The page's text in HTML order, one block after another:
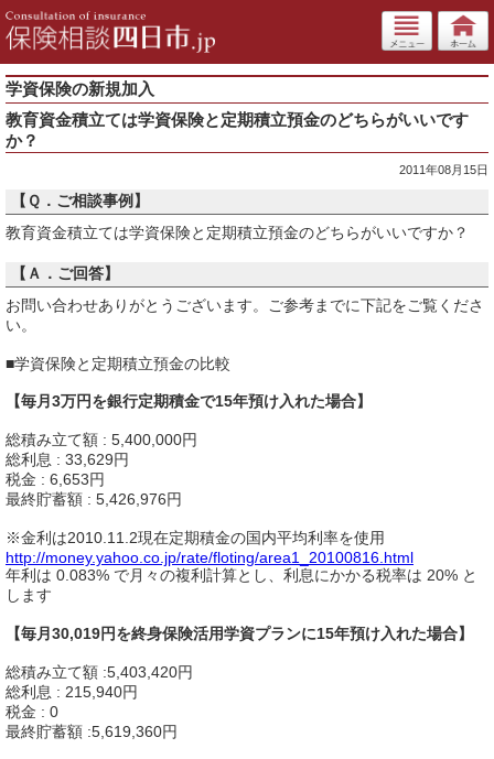
学資保険の新規加入
教育資金積立ては学資保険と定期積立預金のどちらがいいです
か？
2011年08月15日
【Ｑ．ご相談事例】
教育資金積立ては学資保険と定期積立預金のどちらがいいですか？
【Ａ．ご回答】
お問い合わせありがとうございます。ご参考までに下記をご覧くださ
い。
■学資保険と定期積立預金の比較
【毎月3万円を銀行定期積金で15年預け入れた場合】
総積み立て額 : 5,400,000円
総利息 : 33,629円
税金 : 6,653円
最終貯蓄額 : 5,426,976円
※金利は2010.11.2現在定期積金の国内平均利率を使用
http://money.yahoo.co.jp/rate/floting/area1_20100816.html
年利は 0.083% で月々の複利計算とし、利息にかかる税率は 20% と
します
【毎月30,019円を終身保険活用学資プランに15年預け入れた場合】
総積み立て額 :5,403,420円
総利息 : 215,940円
税金 : 0
最終貯蓄額 :5,619,360円